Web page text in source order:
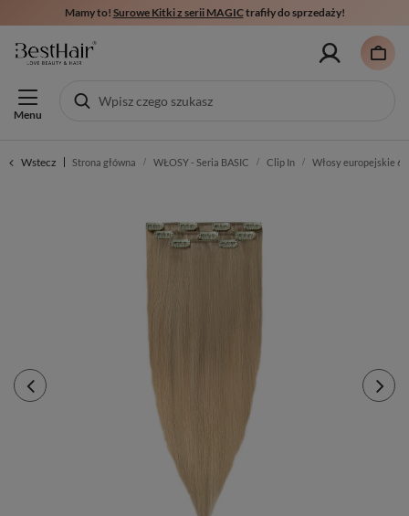
Mamy to! Surowe Kitki z serii MAGICtrafiły do sprzedaży!
Menu
Wstecz Strona główna WŁOSY - Seria BASIC Clip In Włosy europejskie